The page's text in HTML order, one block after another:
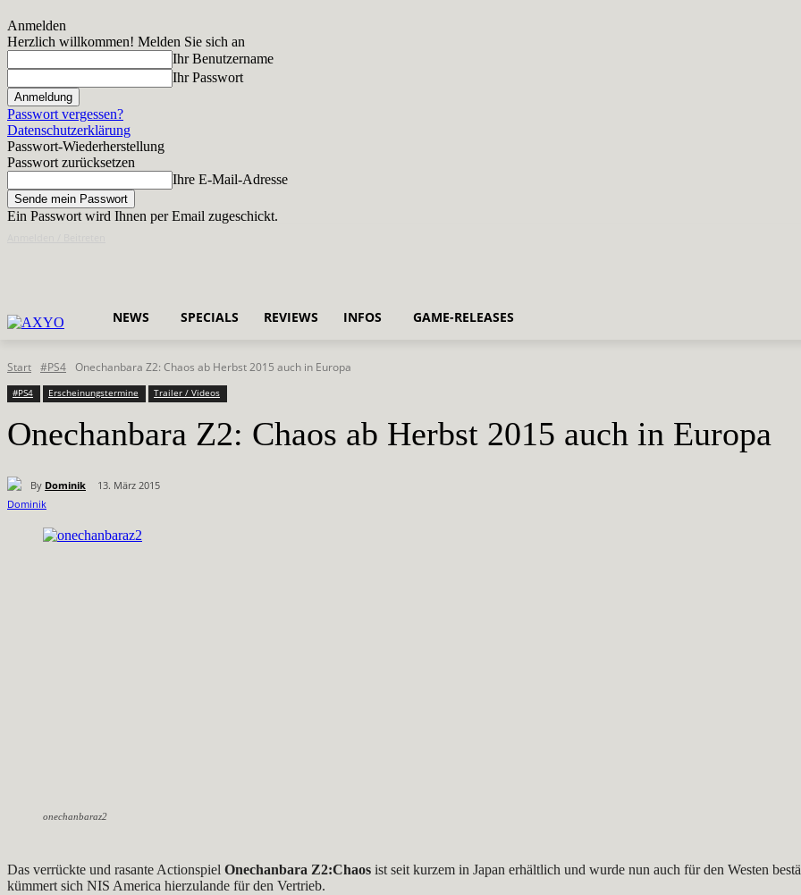
Anmelden
Herzlich willkommen! Melden Sie sich an
Ihr Benutzername
Ihr Passwort
Passwort vergessen?
Datenschutzerklärung
Passwort-Wiederherstellung
Passwort zurücksetzen
Ihre E-Mail-Adresse
Ein Passwort wird Ihnen per Email zugeschickt.
NEWS SPECIALS REVIEWS INFOS GAME-RELEASES
Start #PS4 Onechanbara Z2: Chaos ab Herbst 2015 auch in Europa
#PS4 Erscheinungstermine Trailer / Videos
Onechanbara Z2: Chaos ab Herbst 2015 auch in Europa
By Dominik 13. März 2015
onechanbaraz2
Das verrückte und rasante Actionspiel Onechanbara Z2:Chaos ist seit kurzem in Japan erhältlich und wurde nun auch für den Westen
kümmert sich NIS America hierzulande für den Vertrieb.